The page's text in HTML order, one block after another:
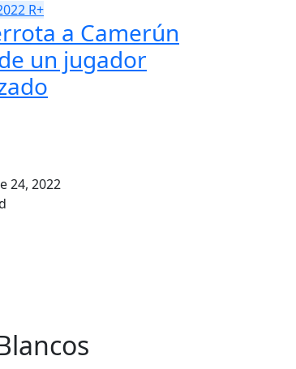
R+
a Camerún
un jugador
24, 2022